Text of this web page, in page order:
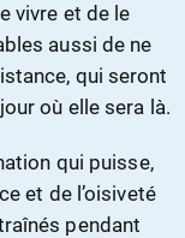
vivre et de le
aussi de ne
qui seront
où elle sera là.
qui puisse,
et de l’oisiveté
pendant